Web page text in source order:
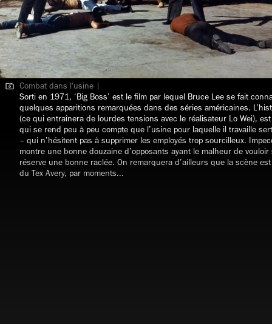
Combat dans l'usine |
Sorti en 1971, ‘Big Boss’ est le film par lequel Bruce Lee se fait
quelques apparitions remarquées dans des séries américaines.
(ce qui entraînera de lourdes tensions avec le réalisateur Lo Wei),
qui se rend peu à peu compte que l’usine pour laquelle il travaille
– qui n’hésitent pas à supprimer les employés trop sourcilleux.
montre une bonne douzaine d’opposants ayant le malheur de
réserve une bonne raclée. On remarquera d’ailleurs que la scène
du Tex Avery, par moments...